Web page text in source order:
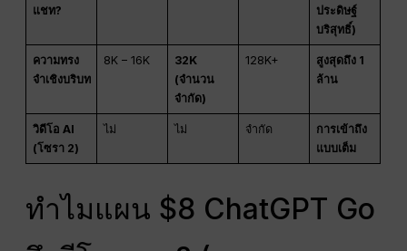
แชท?
ประดิษฐ์
บริสุทธิ์)
ความทรง
จำเชิงบริบท
8K – 16K
32K
(จำนวน
จำกัด)
128K+
สูงสุดถึง 1
ล้าน
วิดีโอ AI
(โซรา 2)
ไม่ ไม่ จำกัด
การเข้าถึง
แบบเต็ม
ทำไมแผน $8 ChatGPT Go